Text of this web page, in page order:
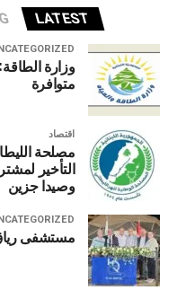
LATEST
وزارة
متوافرة
اقتصاد
مصلحة
التأخير
وصيدا جزين
مستشفى